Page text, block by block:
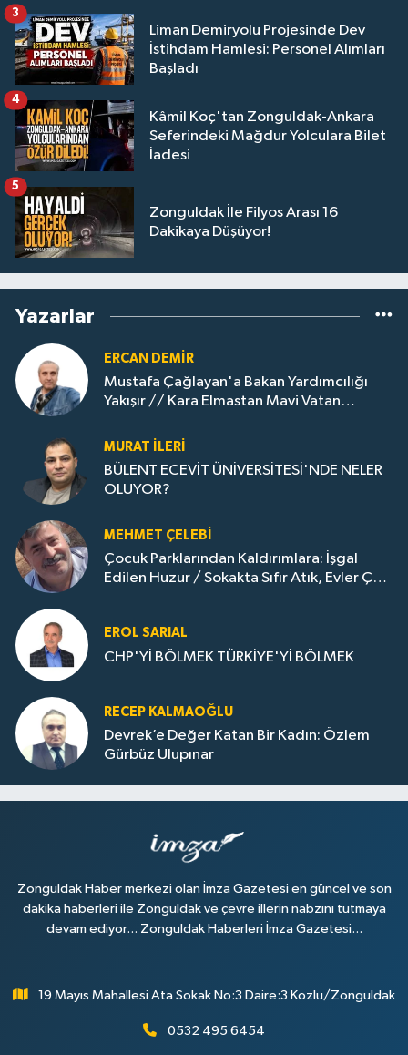
Liman Demiryolu Projesinde Dev
İstihdam Hamlesi: Personel Alımları
Başladı
3
Kâmil Koç'tan Zonguldak-Ankara
Seferindeki Mağdur Yolculara Bilet
İadesi
4
Zonguldak İle Filyos Arası 16
Dakikaya Düşüyor!
5
Yazarlar
ERCAN DEMIR
Mustafa Çağlayan'a Bakan Yardımcılığı
Yakışır // ​Kara Elmastan Mavi Vatan
MURAT İLERI
BÜLENT ECEVİT ÜNİVERSİTESİ'NDE NELER
OLUYOR?
MEHMET ÇELEBI
Çocuk Parklarından Kaldırımlara: İşgal
Edilen Huzur / Sokakta Sıfır Atık, Evler Çöp
EROL SARIAL
CHP'Yİ BÖLMEK TÜRKİYE'Yİ BÖLMEK
RECEP KALMAOĞLU
Devrek’e Değer Katan Bir Kadın: Özlem
Gürbüz Ulupınar
Zonguldak Haber merkezi olan İmza Gazetesi en güncel ve son
dakika haberleri ile Zonguldak ve çevre illerin nabzını tutmaya
devam ediyor... Zonguldak Haberleri İmza Gazetesi...
19 Mayıs Mahallesi Ata Sokak No:3 Daire:3 Kozlu/Zonguldak
0532 495 6454